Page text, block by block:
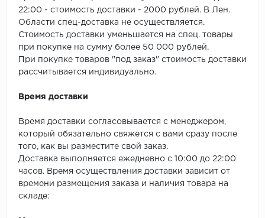
Tarkett
Wonderful Vinyl
22:00 - стоимость доставки - 2000 рублей. В Лен.
Области спец-доставка не осуществляется.
Стоимость доставки уменьшается на спец. товары
при покупке на сумму более 50 000 рублей.
При покупке товаров "под заказ" стоимость доставки
рассчитывается индивидуально.
Время доставки
Время доставки согласовывается с менеджером,
который обязательно свяжется с вами сразу после
того, как вы разместите свой заказ.
Доставка выполняется ежедневно с 10:00 до 22:00
часов. Время осуществления доставки зависит от
времени размещения заказа и наличия товара на
складе: